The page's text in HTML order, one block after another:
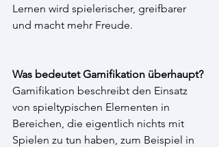
Lernen wird spielerischer, greifbarer
und macht mehr Freude.
Was bedeutet Gamifikation überhaupt?
Gamifikation beschreibt den Einsatz
von spieltypischen Elementen in
Bereichen, die eigentlich nichts mit
Spielen zu tun haben, zum Beispiel in